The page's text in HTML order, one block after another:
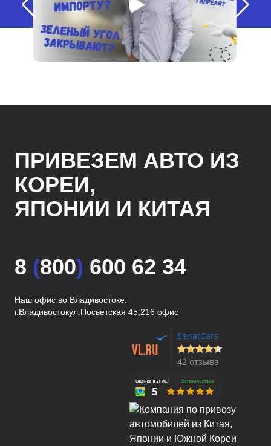
ПРИВЕЗЕМ АВТО ИЗ
КОРЕИ,
ЯПОНИИ И КИТАЯ
8 (800) 600 62 34
Наш офис во Владивостоке:
г.Владивостокул.Посьетская 45,216 офис
SenatCars
42 отзыва